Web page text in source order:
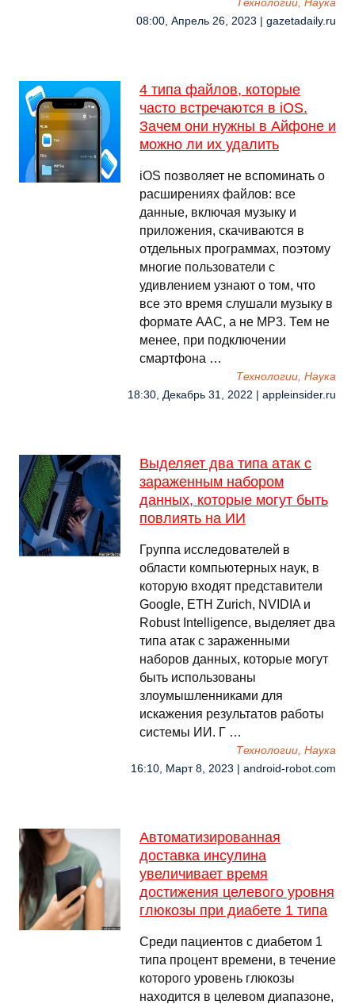
Технологии, Наука
08:00, Апрель 26, 2023 | gazetadaily.ru
4 типа файлов, которые
часто встречаются в iOS.
Зачем они нужны в Айфоне и
можно ли их удалить
iOS позволяет не вспоминать о
расширениях файлов: все
данные, включая музыку и
приложения, скачиваются в
отдельных программах, поэтому
многие пользователи с
удивлением узнают о том, что
все это время слушали музыку в
формате AAC, а не MP3. Тем не
менее, при подключении
смартфона …
Технологии, Наука
18:30, Декабрь 31, 2022 | appleinsider.ru
Выделяет два типа атак с
зараженным набором
данных, которые могут быть
повлиять на ИИ
Группа исследователей в
области компьютерных наук, в
которую входят представители
Google, ETH Zurich, NVIDIA и
Robust Intelligence, выделяет два
типа атак с зараженными
наборов данных, которые могут
быть использованы
злоумышленниками для
искажения результатов работы
системы ИИ. Г …
Технологии, Наука
16:10, Март 8, 2023 | android-robot.com
Автоматизированная
доставка инсулина
увеличивает время
достижения целевого уровня
глюкозы при диабете 1 типа
Среди пациентов с диабетом 1
типа процент времени, в течение
которого уровень глюкозы
находится в целевом диапазоне,